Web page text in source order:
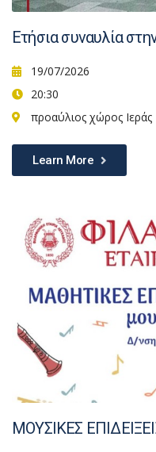
Ετήσια συναυλία
19/07/2026
20:30
προαύλιος χώρος
Learn More
ΜΟΥΣΙΚΕΣ